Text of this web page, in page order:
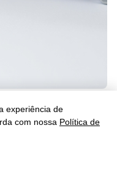
experiência de
com nossa Política de